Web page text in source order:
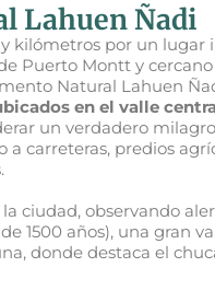
Lahuen Ñadi
kilómetros por un lugar
Puerto Montt y
Natural Lahuen
en el valle
un verdadero
a carreteras, predios
ciudad, observando
1500 años), una gran
donde destaca el